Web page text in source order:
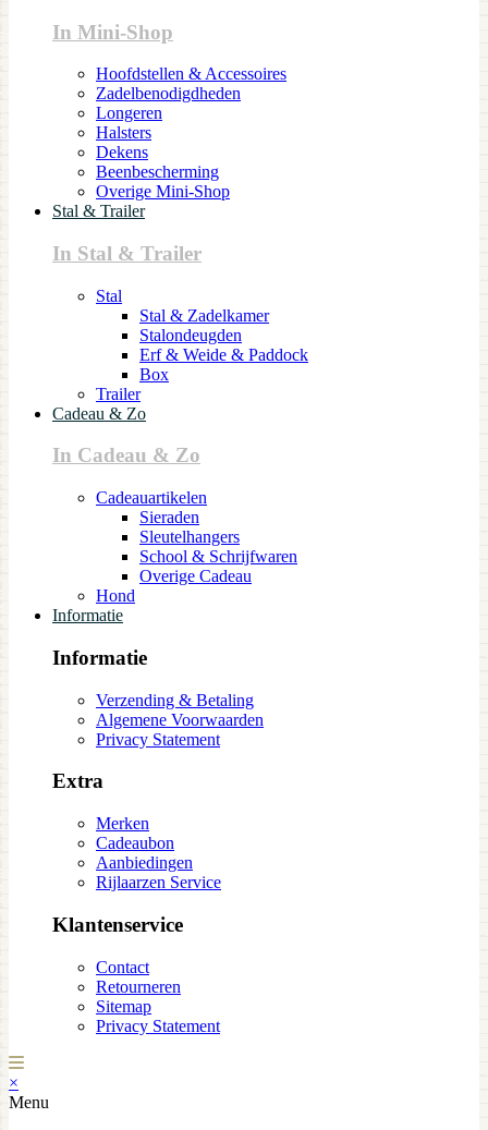
In Mini-Shop
Hoofdstellen & Accessoires
Zadelbenodigdheden
Longeren
Halsters
Dekens
Beenbescherming
Overige Mini-Shop
Stal & Trailer
In Stal & Trailer
Stal
Stal & Zadelkamer
Stalondeugden
Erf & Weide & Paddock
Box
Trailer
Cadeau & Zo
In Cadeau & Zo
Cadeauartikelen
Sieraden
Sleutelhangers
School & Schrijfwaren
Overige Cadeau
Hond
Informatie
Informatie
Verzending & Betaling
Algemene Voorwaarden
Privacy Statement
Extra
Merken
Cadeaubon
Aanbiedingen
Rijlaarzen Service
Klantenservice
Contact
Retourneren
Sitemap
Privacy Statement
×
Menu